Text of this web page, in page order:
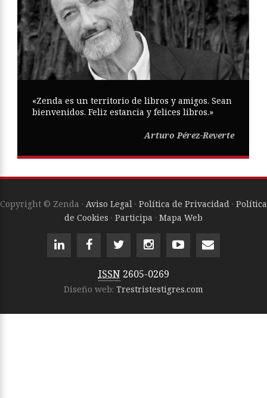
«Zenda es un territorio de libros y amigos. Sean
bienvenidos. Feliz estancia y felices libros.»
Arturo Pérez-Reverte
Copyright © Zenda · Aviso Legal · Política de Privacidad · Política
de Cookies · Participa · Mapa Web
ISSN 2605-0269
Diseño web: Trestristestigres.com